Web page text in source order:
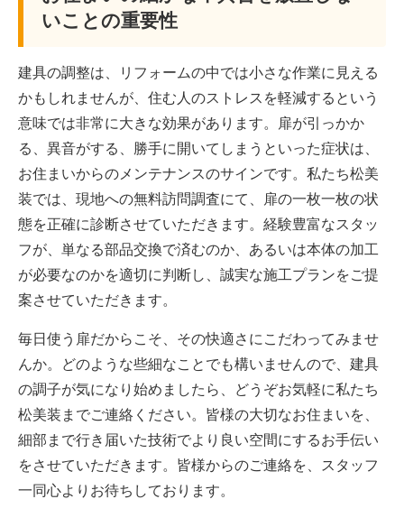
いことの重要性
建具の調整は、リフォームの中では小さな作業に見える
かもしれませんが、住む人のストレスを軽減するという
意味では非常に大きな効果があります。扉が引っかか
る、異音がする、勝手に開いてしまうといった症状は、
お住まいからのメンテナンスのサインです。私たち松美
装では、現地への無料訪問調査にて、扉の一枚一枚の状
態を正確に診断させていただきます。経験豊富なスタッ
フが、単なる部品交換で済むのか、あるいは本体の加工
が必要なのかを適切に判断し、誠実な施工プランをご提
案させていただきます。
毎日使う扉だからこそ、その快適さにこだわってみませ
んか。どのような些細なことでも構いませんので、建具
の調子が気になり始めましたら、どうぞお気軽に私たち
松美装までご連絡ください。皆様の大切なお住まいを、
細部まで行き届いた技術でより良い空間にするお手伝い
をさせていただきます。皆様からのご連絡を、スタッフ
一同心よりお待ちしております。